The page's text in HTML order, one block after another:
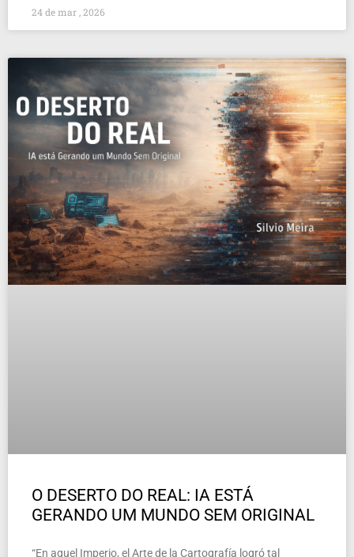
24 de mar , 2026
O DESERTO DO REAL: IA ESTÁ
GERANDO UM MUNDO SEM ORIGINAL
“En aquel Imperio, el Arte de la Cartografía logró tal